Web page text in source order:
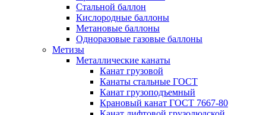
Стальной баллон
Кислородные баллоны
Метановые баллоны
Одноразовые газовые баллоны
Метизы
Металлические канаты
Канат грузовой
Канаты стальные ГОСТ
Канат грузоподъемный
Крановый канат ГОСТ 7667-80